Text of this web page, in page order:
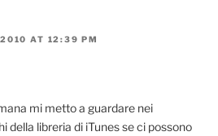
AT 12:39 PM
mi metto a guardare nei
della libreria di iTunes se ci possono